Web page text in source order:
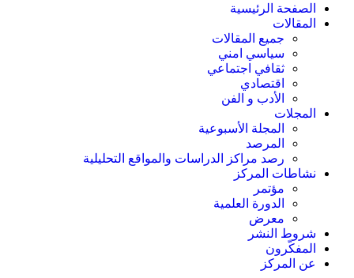
الصفحة الرئیسیة
المقالات
جمیع المقالات
سیاسي امني
ثقافي اجتماعي
اقتصادي
الأدب و الفن
المجلات
المجلة الأسبوعية
المرصد
رصد مراكز الدراسات والمواقع التحليلية
نشاطات المركز
مؤتمر
الدورة العلمیة
معرض
شروط النشر
المفکّرون
عن المركز